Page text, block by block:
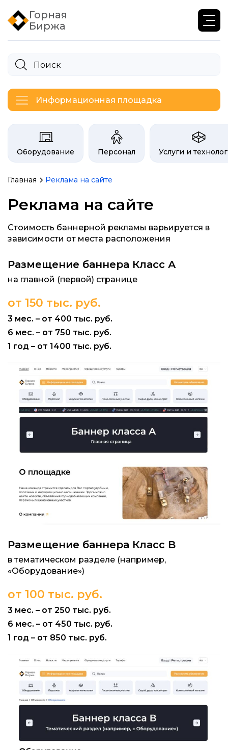
Горная
Биржа
Информационная площадка
Категории на бирже Инфогор
Оборудование Персонал Услуги и
Главная Реклама на сайте
Реклама на сайте
Стоимость баннерной рекламы варьируется в
зависимости от места расположения
Размещение баннера Класс А
на главной (первой) странице
от 150 тыс. руб.
3 мес. – от 400 тыс. руб.
6 мес. – от 750 тыс. руб.
1 год – от 1400 тыс. руб.
Размещение баннера Класс B
в тематическом разделе (например,
«Оборудование»)
от 100 тыс. руб.
3 мес. – от 250 тыс. руб.
6 мес. – от 450 тыс. руб.
1 год – от 850 тыс. руб.